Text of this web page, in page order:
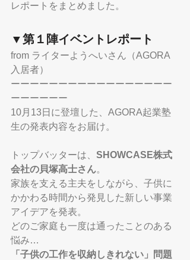
レポートをまとめました。
▼第１陣イベントレポート
from ライターようへいさん（AGORA
入居者）
ーーーーーーーーーーーーーーーーー
ーーーーーー
10月13日に登壇した、AGORA起業塾
生の発表内容をお届け。
トップバッターは、 SHOWCASE株式
会社の貝塚高士さん。
家族を支える主夫をしながら、子供に
かかわる時間から発見した新しい事業
アイデアを発表。
どのご家庭も一度は通ったことのある
悩み…
「子供の工作を収納しきれない」問題